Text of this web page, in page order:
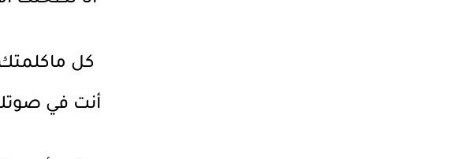
كل
أنت في